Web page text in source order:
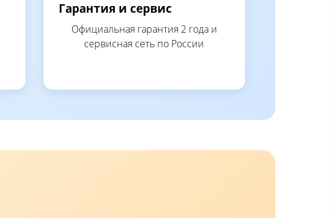
Гарантия и сервис
Официальная гарантия 2 года и
сервисная сеть по России